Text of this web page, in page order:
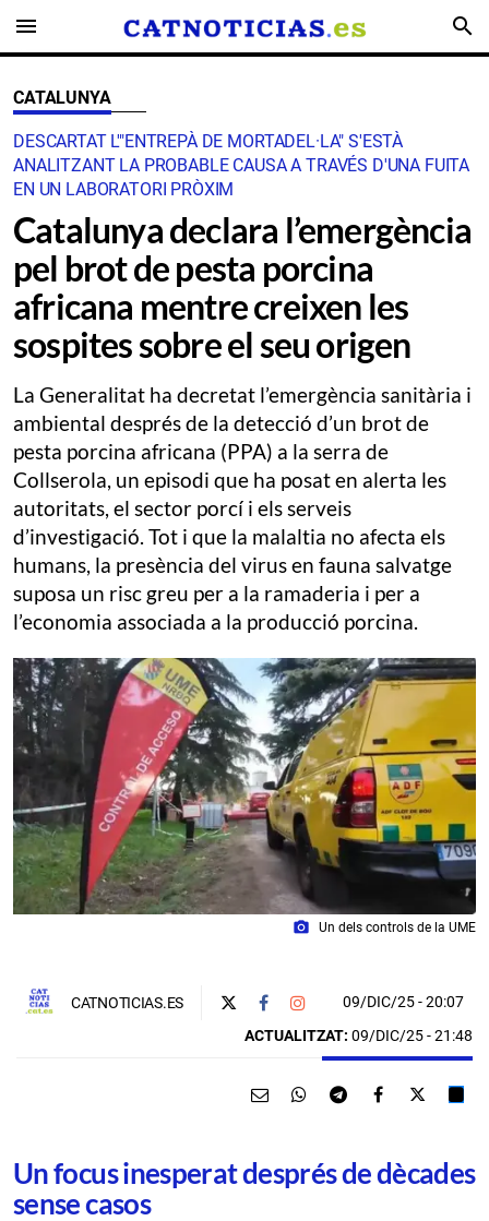
menu search
CATALUNYA
DESCARTAT L'"ENTREPÀ DE MORTADEL·LA" S'ESTÀ
ANALITZANT LA PROBABLE CAUSA A TRAVÉS D'UNA FUITA
EN UN LABORATORI PRÒXIM
Catalunya declara l’emergència
pel brot de pesta porcina
africana mentre creixen les
sospites sobre el seu origen
La Generalitat ha decretat l’emergència sanitària i
ambiental després de la detecció d’un brot de
pesta porcina africana (PPA) a la serra de
Collserola, un episodi que ha posat en alerta les
autoritats, el sector porcí i els serveis
d’investigació. Tot i que la malaltia no afecta els
humans, la presència del virus en fauna salvatge
suposa un risc greu per a la ramaderia i per a
l’economia associada a la producció porcina.
photo_camera Un dels controls de la UME
CATNOTICIAS.ES 09/DIC/25- 20:07
ACTUALITZAT: 09/DIC/25 - 21:48
Un focus inesperat després de dècades
sense casos